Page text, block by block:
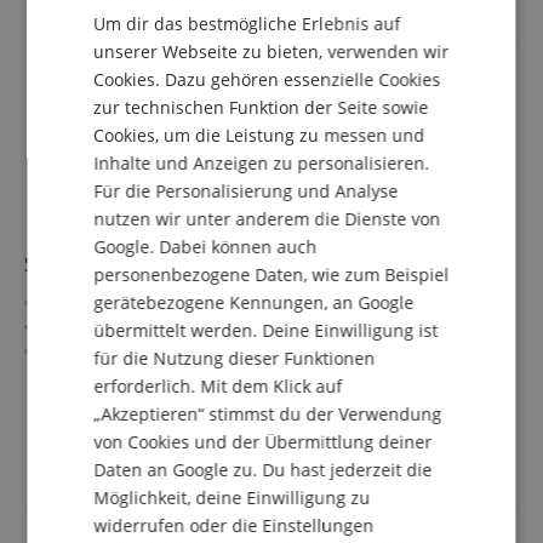
Sennheiser RS 275 TV Funkkopfhörer
Dynamischer Over-ear Kopfhörer
TV-Erlebnis mit immersivem 3D-Sound
Bis zu 50 Stunden Akkulaufzeit
Exzellente Sprachverständlichkeit
Broadcast Mode: Per Bluetooth Auracast verschiedene
Kopfhörer mit individuellen Einstellungen koppeln
Inkl. USB-/Audiokabeln (analog und digital) und Ständer
mehr anzeigen
249,00 €
Versandkostenfrei (AT)
inkl. MwSt.
FRENCH
ITALIAN
SPANISH
Um dir das bestmögliche Erlebnis auf
unserer Webseite zu bieten, verwenden wir
Cookies. Dazu gehören essenzielle Cookies
zur technischen Funktion der Seite sowie
Cookies, um die Leistung zu messen und
Inhalte und Anzeigen zu personalisieren.
Für die Personalisierung und Analyse
nutzen wir unter anderem die Dienste von
Google. Dabei können auch
personenbezogene Daten, wie zum Beispiel
gerätebezogene Kennungen, an Google
übermittelt werden. Deine Einwilligung ist
für die Nutzung dieser Funktionen
erforderlich. Mit dem Klick auf
„Akzeptieren“ stimmst du der Verwendung
von Cookies und der Übermittlung deiner
Daten an Google zu. Du hast jederzeit die
Möglichkeit, deine Einwilligung zu
widerrufen oder die Einstellungen